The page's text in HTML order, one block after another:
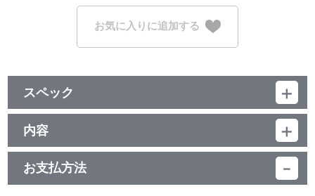
お気に入りに追加する
スペック
品番：TU-13008,TU-13009,TU-13010,TU-13011,TU-13012,TU-
13013,TU-13014
ジャンル：アクリルキーホルダー、アクリルスタンド
素材：アクリル、鉄
サイズ：約 H52mm×W60mm以内
生産国：日本
内容
【使用上の注意】
●本来の用途以外で使用しないでください。
●思わぬ事故のおそれがありますので、乳幼児または小さなお子様
お支払方法